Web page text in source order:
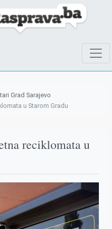
Grad Sarajevo
u Starom Gradu
reciklomata u